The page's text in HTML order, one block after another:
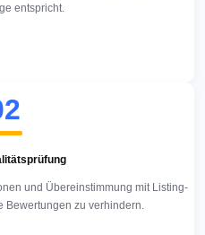
entspricht.
und Übereinstimmung mit Listing-
zu verhindern.